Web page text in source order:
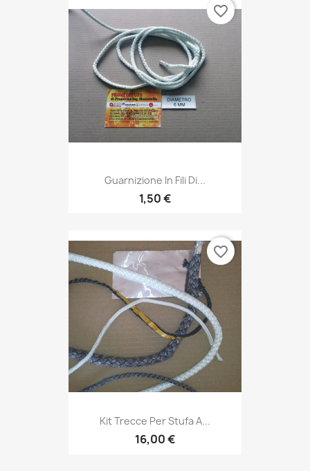
Guarnizione In Fili Di...
1,50 €
favorite_border
Kit Trecce Per Stufa A...
16,00 €
favorite_border